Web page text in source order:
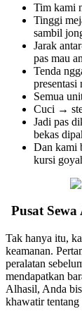
Tim kami
Tinggi
sambil
Jarak
pas mau
Tenda
presentasi
Semua
Cuci →
Jadi pas
bekas
Dan kami
kursi
Pusat
Tak hanya itu,
keamanan.
peralatan
mendapatkan
Alhasil, Anda
khawatir